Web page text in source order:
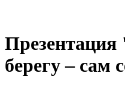
Презентация
берегу – сам